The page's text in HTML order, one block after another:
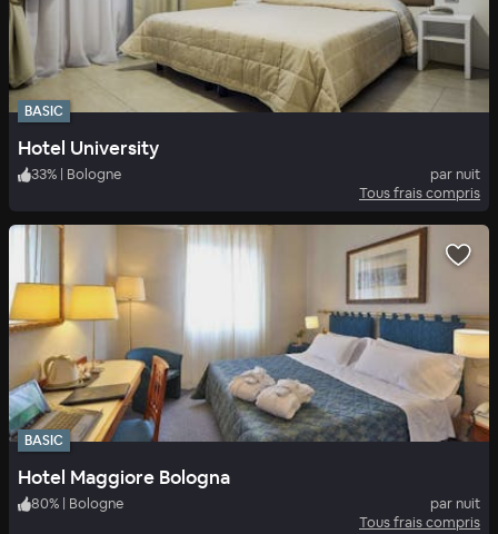
BASIC
Hotel University
33% | Bologne
par nuit
Tous frais compris
BASIC
Hotel Maggiore Bologna
80% | Bologne
par nuit
Tous frais compris